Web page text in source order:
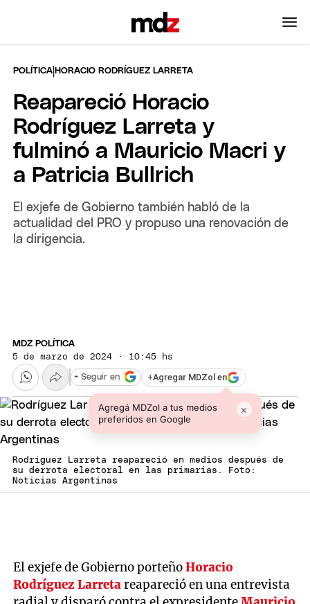
POLÍTICA |HORACIO RODRÍGUEZ LARRETA
Reapareció Horacio
Rodríguez Larreta y
fulminó a Mauricio Macri y
a Patricia Bullrich
El exjefe de Gobierno también habló de la
actualidad del PRO y propuso una renovación de
la dirigencia.
MDZ POLÍTICA
5 de marzo de 2024 · 10:45 hs
+Agregar MDZol en
Agregá MDZol a tus medios
preferidos en Google
×
+ Seguir en
Rodríguez Larreta reapareció en medios después de
su derrota electoral en las primarias. Foto:
Noticias Argentinas
El exjefe de Gobierno porteñoHoracio
Rodríguez Larretareapareció en una entrevista